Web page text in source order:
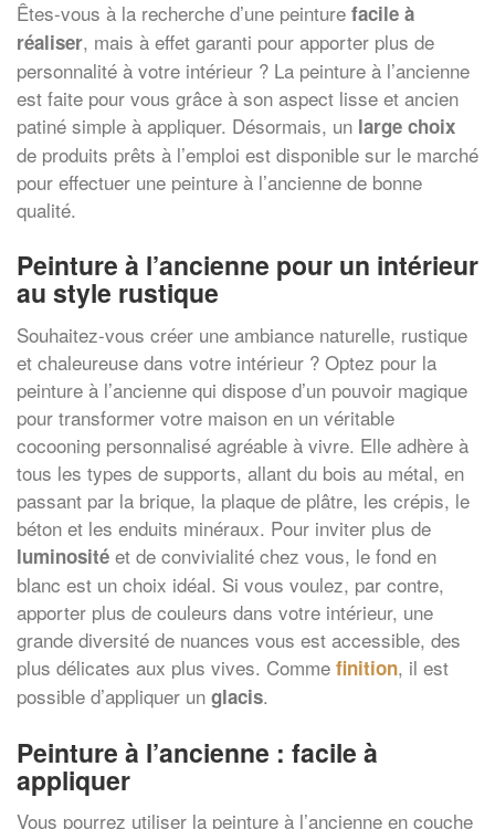
Êtes-vous à la recherche d’une peinture facile à
réaliser, mais à effet garanti pour apporter plus de
personnalité à votre intérieur ? La peinture à l’ancienne
est faite pour vous grâce à son aspect lisse et ancien
patiné simple à appliquer. Désormais, un large choix
de produits prêts à l’emploi est disponible sur le marché
pour effectuer une peinture à l’ancienne de bonne
qualité.
Peinture à l’ancienne pour un intérieur
au style rustique
Souhaitez-vous créer une ambiance naturelle, rustique
et chaleureuse dans votre intérieur ? Optez pour la
peinture à l’ancienne qui dispose d’un pouvoir magique
pour transformer votre maison en un véritable
cocooning personnalisé agréable à vivre. Elle adhère à
tous les types de supports, allant du bois au métal, en
passant par la brique, la plaque de plâtre, les crépis, le
béton et les enduits minéraux. Pour inviter plus de
luminosité et de convivialité chez vous, le fond en
blanc est un choix idéal. Si vous voulez, par contre,
apporter plus de couleurs dans votre intérieur, une
grande diversité de nuances vous est accessible, des
plus délicates aux plus vives. Comme finition, il est
possible d’appliquer un glacis.
Peinture à l’ancienne : facile à
appliquer
Vous pourrez utiliser la peinture à l’ancienne en couche